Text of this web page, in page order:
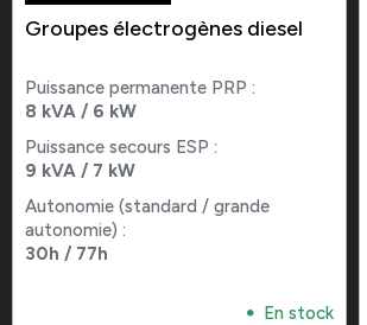
Groupes électrogènes diesel
Puissance permanente PRP :
8 kVA / 6 kW
Puissance secours ESP :
9 kVA / 7 kW
Autonomie (standard / grande
autonomie) :
30h / 77h
En stock